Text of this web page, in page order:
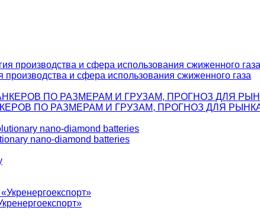
производства и сфера использования сжиженного газа
ПО РАЗМЕРАМ И ГРУЗАМ, ПРОГНОЗ ДЛЯ
nano-diamond batteries